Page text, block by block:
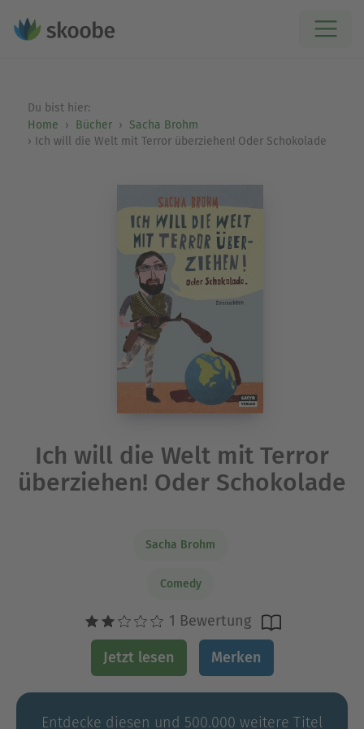
Du bist hier:
Home
Bücher
Sacha Brohm
Ich will die Welt mit Terror überziehen! Oder Schokolade
Ich will die Welt mit Terror
überziehen! Oder Schokolade
Sacha Brohm
Comedy
1 Bewertung
Jetzt lesen Merken
Entdecke diesen und 500.000 weitere Titel